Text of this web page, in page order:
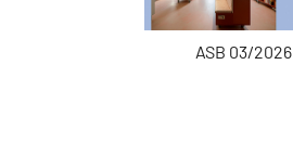
ASB 03/2026